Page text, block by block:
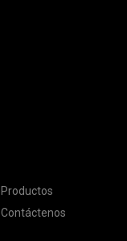
Productos
Contáctenos